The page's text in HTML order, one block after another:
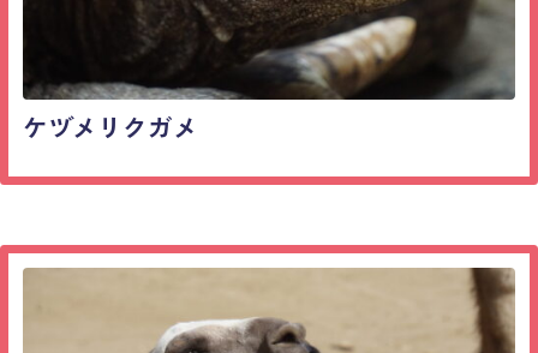
ケヅメリクガメ